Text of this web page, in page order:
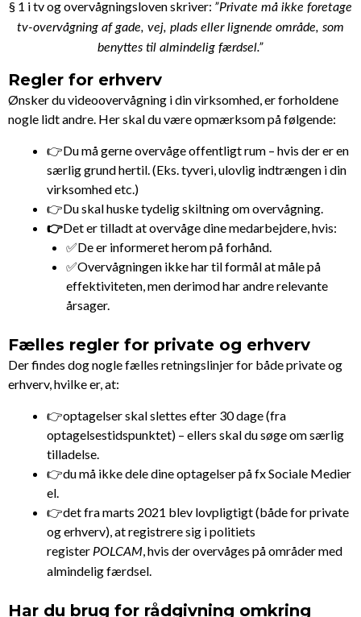
§ 1 i tv og overvågningsloven skriver: ”Private må ikke foretage
tv-overvågning af gade, vej, plads eller lignende område, som
benyttes til almindelig færdsel.”
Regler for erhverv
Ønsker du videoovervågning i din virksomhed, er forholdene
nogle lidt andre. Her skal du være opmærksom på følgende:
👉Du må gerne overvåge offentligt rum – hvis der er en
særlig grund hertil. (Eks. tyveri, ulovlig indtrængen i din
virksomhed etc.)
👉Du skal huske tydelig skiltning om overvågning.
👉Det er tilladt at overvåge dine medarbejdere, hvis:
✅De er informeret herom på forhånd.
✅Overvågningen ikke har til formål at måle på
effektiviteten, men derimod har andre relevante
årsager.
Fælles regler for private og erhverv
Der findes dog nogle fælles retningslinjer for både private og
erhverv, hvilke er, at:
👉optagelser skal slettes efter 30 dage (fra
optagelsestidspunktet) – ellers skal du søge om særlig
tilladelse.
👉du må ikke dele dine optagelser på fx Sociale Medier
el.
👉det fra marts 2021 blev lovpligtigt (både for private
og erhverv), at registrere sig i politiets
register POLCAM , hvis der overvåges på områder med
almindelig færdsel.
Har du brug for rådgivning omkring